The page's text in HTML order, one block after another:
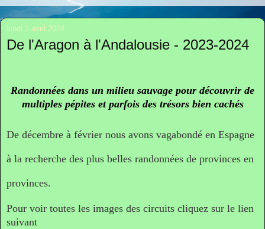
lundi 1 avril 2024
De l'Aragon à l'Andalousie - 2023-2024
Randonnées dans un milieu sauvage pour découvrir de
multiples pépites et parfois des trésors bien cachés
De décembre à février nous avons vagabondé en Espagne
à la recherche des plus belles randonnées de provinces en
provinces.
Pour voir toutes les images des circuits cliquez sur le lien
suivant